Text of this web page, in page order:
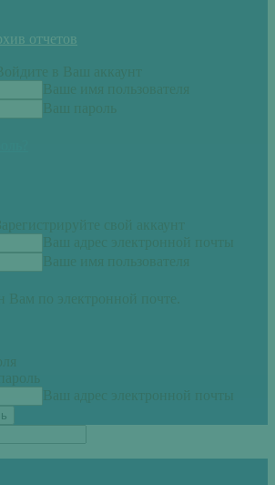
отчетов
в Ваш аккаунт
Ваше имя пользователя
Ваш пароль
Зарегистрируйте свой аккаунт
Ваш адрес электронной почты
Ваше имя пользователя
Вам по электронной почте.
Ваш адрес электронной почты